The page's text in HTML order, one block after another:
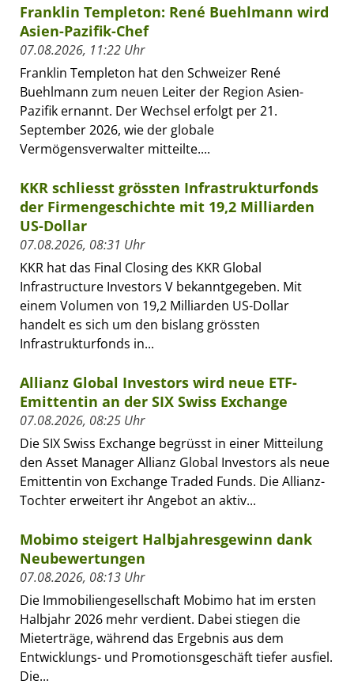
Franklin Templeton: René Buehlmann wird
Asien-Pazifik-Chef
07.08.2026, 11:22 Uhr
Franklin Templeton hat den Schweizer René
Buehlmann zum neuen Leiter der Region Asien-
Pazifik ernannt. Der Wechsel erfolgt per 21.
September 2026, wie der globale
Vermögensverwalter mitteilte....
KKR schliesst grössten Infrastrukturfonds
der Firmengeschichte mit 19,2 Milliarden
US-Dollar
07.08.2026, 08:31 Uhr
KKR hat das Final Closing des KKR Global
Infrastructure Investors V bekanntgegeben. Mit
einem Volumen von 19,2 Milliarden US-Dollar
handelt es sich um den bislang grössten
Infrastrukturfonds in...
Allianz Global Investors wird neue ETF-
Emittentin an der SIX Swiss Exchange
07.08.2026, 08:25 Uhr
Die SIX Swiss Exchange begrüsst in einer Mitteilung
den Asset Manager Allianz Global Investors als neue
Emittentin von Exchange Traded Funds. Die Allianz-
Tochter erweitert ihr Angebot an aktiv...
Mobimo steigert Halbjahresgewinn dank
Neubewertungen
07.08.2026, 08:13 Uhr
Die Immobiliengesellschaft Mobimo hat im ersten
Halbjahr 2026 mehr verdient. Dabei stiegen die
Mieterträge, während das Ergebnis aus dem
Entwicklungs- und Promotionsgeschäft tiefer ausfiel.
Die...